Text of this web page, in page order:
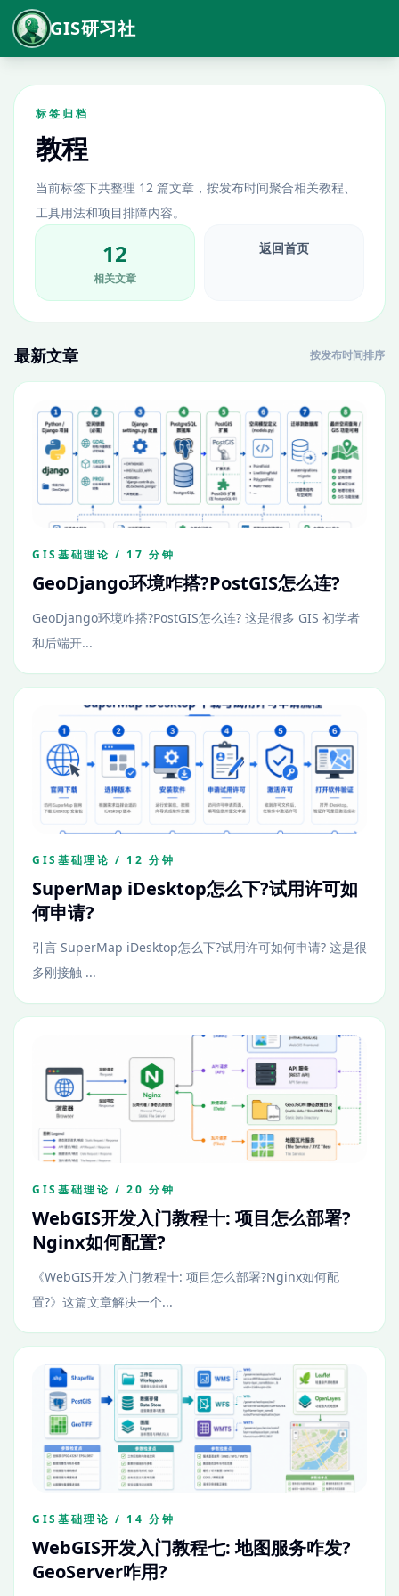
GIS研习社
标签归档
教程
当前标签下共整理 12 篇文章，按发布时间聚合相关教程、
工具用法和项目排障内容。
12
相关文章
返回首页
最新文章 按发布时间排序
GIS基础理论 / 17 分钟
GeoDjango环境咋搭?PostGIS怎么连?
GeoDjango环境咋搭?PostGIS怎么连? 这是很多 GIS 初学者
和后端开...
GIS基础理论 / 12 分钟
SuperMap iDesktop怎么下?试用许可如
何申请?
引言 SuperMap iDesktop怎么下?试用许可如何申请? 这是很
多刚接触 ...
GIS基础理论 / 20 分钟
WebGIS开发入门教程十: 项目怎么部署?
Nginx如何配置?
《WebGIS开发入门教程十: 项目怎么部署?Nginx如何配
置?》这篇文章解决一个...
GIS基础理论 / 14 分钟
WebGIS开发入门教程七: 地图服务咋发?
GeoServer咋用?